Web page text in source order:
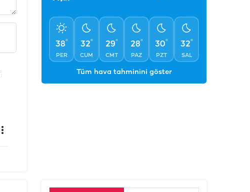
38°
PER
32°
CUM
29°
CMT
28°
PAZ
30°
PZT
32°
SAL
Tüm hava tahminini göster